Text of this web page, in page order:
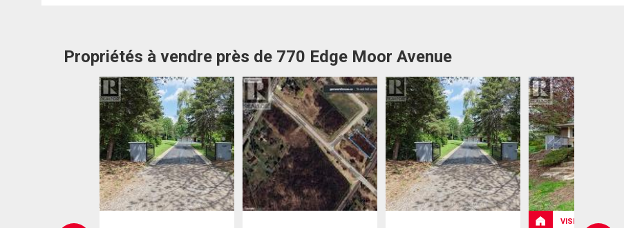
Propriétés à vendre près de 770 Edge Moor Avenue
VISITE LIBRE